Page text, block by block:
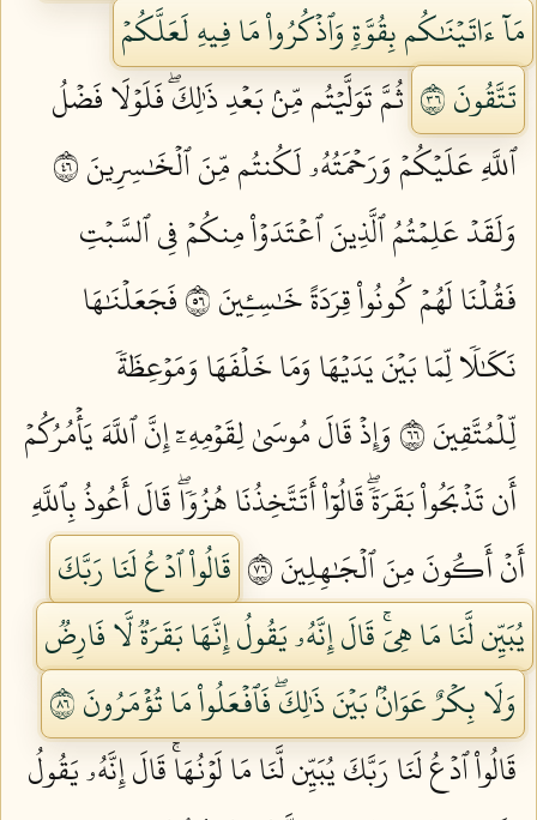
مَآ ءَاتَيۡنَٰكُم بِقُوَّةٖ وَٱذۡكُرُواْ مَا فِيهِ لَعَلَّكُمۡ
تَتَّقُونَ ٦٣
ثُمَّ تَوَلَّيۡتُم مِّنۢ بَعۡدِ ذَٰلِكَۖ فَلَوۡلَا فَضۡلُ
ٱللَّهِ عَلَيۡكُمۡ وَرَحۡمَتُهُۥ لَكُنتُم مِّنَ ٱلۡخَٰسِرِينَ ٦٤
وَلَقَدۡ عَلِمۡتُمُ ٱلَّذِينَ ٱعۡتَدَوۡاْ مِنكُمۡ فِي ٱلسَّبۡتِ
فَقُلۡنَا لَهُمۡ كُونُواْ قِرَدَةً خَٰسِـِٔينَ ٦٥
فَجَعَلۡنَٰهَا
نَكَٰلٗا لِّمَا بَيۡنَ يَدَيۡهَا وَمَا خَلۡفَهَا وَمَوۡعِظَةٗ
لِّلۡمُتَّقِينَ ٦٦
وَإِذۡ قَالَ مُوسَىٰ لِقَوۡمِهِۦٓ إِنَّ ٱللَّهَ يَأۡمُرُكُمۡ
أَن تَذۡبَحُواْ بَقَرَةٗۖ قَالُوٓاْ أَتَتَّخِذُنَا هُزُوٗاۖ قَالَ أَعُوذُ بِٱللَّهِ
أَنۡ أَكُونَ مِنَ ٱلۡجَٰهِلِينَ ٦٧
قَالُواْ ٱدۡعُ لَنَا رَبَّكَ
يُبَيِّن لَّنَا مَا هِيَۚ قَالَ إِنَّهُۥ يَقُولُ إِنَّهَا بَقَرَةٞ لَّا فَارِضٞ
وَلَا بِكۡرٌ عَوَانُۢ بَيۡنَ ذَٰلِكَۖ فَٱفۡعَلُواْ مَا تُؤۡمَرُونَ ٦٨
قَالُواْ ٱدۡعُ لَنَا رَبَّكَ يُبَيِّن لَّنَا مَا لَوۡنُهَاۚ قَالَ إِنَّهُۥ يَقُولُ